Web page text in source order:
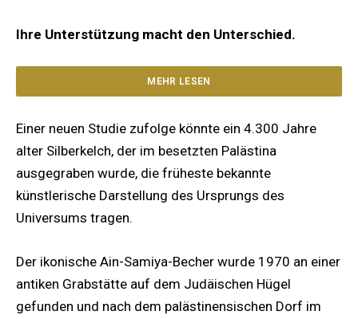
Ihre Unterstützung macht den Unterschied.
MEHR LESEN
Einer neuen Studie zufolge könnte ein 4.300 Jahre
alter Silberkelch, der im besetzten Palästina
ausgegraben wurde, die früheste bekannte
künstlerische Darstellung des Ursprungs des
Universums tragen.
Der ikonische Ain-Samiya-Becher wurde 1970 an einer
antiken Grabstätte auf dem Judäischen Hügel
gefunden und nach dem palästinensischen Dorf im